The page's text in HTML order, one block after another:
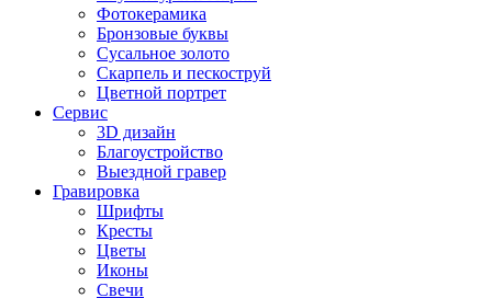
Фотокерамика
Бронзовые буквы
Сусальное золото
Скарпель и пескоструй
Цветной портрет
Сервис
3D дизайн
Благоустройство
Выездной гравер
Гравировка
Шрифты
Кресты
Цветы
Иконы
Свечи